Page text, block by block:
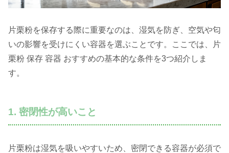
片栗粉を保存する際に重要なのは、湿気を防ぎ、空気や匂
いの影響を受けにくい容器を選ぶことです。ここでは、片
栗粉 保存 容器 おすすめの基本的な条件を3つ紹介しま
す。
1. 密閉性が高いこと
片栗粉は湿気を吸いやすいため、密閉できる容器が必須で